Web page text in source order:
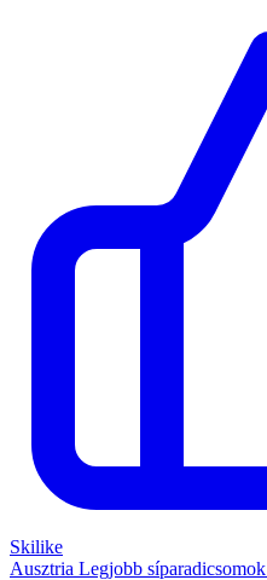
Skilike
Ausztria Legjobb síparadicsomok